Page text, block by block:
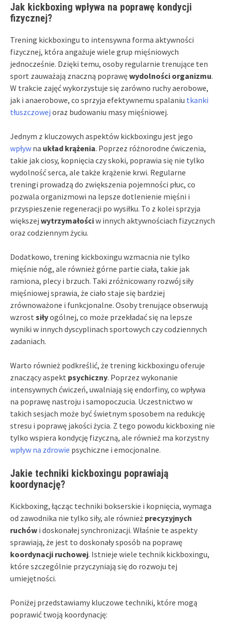
Jak kickboxing wpływa na poprawę kondycji
fizycznej?
Trening kickboxingu to intensywna forma aktywności
fizycznej, która angażuje wiele grup mięśniowych
jednocześnie. Dzięki temu, osoby regularnie trenujące ten
sport zauważają znaczną poprawęwydolności organizmu.
W trakcie zajęć wykorzystuje się zarówno ruchy aerobowe,
jak i anaerobowe, co sprzyja efektywnemu spalaniu tkanki
tłuszczowej oraz budowaniu masy mięśniowej.
Jednym z kluczowych aspektów kickboxingu jest jego
wpływ na układ krążenia. Poprzez różnorodne ćwiczenia,
takie jak ciosy, kopnięcia czy skoki, poprawia się nie tylko
wydolność serca, ale także krążenie krwi. Regularne
treningi prowadzą do zwiększenia pojemności płuc, co
pozwala organizmowi na lepsze dotlenienie mięśni i
przyspieszenie regeneracji po wysiłku. To z kolei sprzyja
większej wytrzymałościw innych aktywnościach fizycznych
oraz codziennym życiu.
Dodatkowo, trening kickboxingu wzmacnia nie tylko
mięśnie nóg, ale również górne partie ciała, takie jak
ramiona, plecy i brzuch. Taki zróżnicowany rozwój siły
mięśniowej sprawia, że ciało staje się bardziej
zrównoważone i funkcjonalne. Osoby trenujące obserwują
wzrost siłyogólnej, co może przekładać się na lepsze
wyniki w innych dyscyplinach sportowych czy codziennych
zadaniach.
Warto również podkreślić, że trening kickboxingu oferuje
znaczący aspekt psychiczny. Poprzez wykonanie
intensywnych ćwiczeń, uwalniają się endorfiny, co wpływa
na poprawę nastroju i samopoczucia. Uczestnictwo w
takich sesjach może być świetnym sposobem na redukcję
stresu i poprawę jakości życia. Z tego powodu kickboxing nie
tylko wspiera kondycję fizyczną, ale również ma korzystny
wpływ na zdrowie psychiczne i emocjonalne.
Jakie techniki kickboxingu poprawiają
koordynację?
Kickboxing, łącząc techniki bokserskie i kopnięcia, wymaga
od zawodnika nie tylko siły, ale również precyzyjnych
ruchów i doskonałej synchronizacji. Właśnie te aspekty
sprawiają, że jest to doskonały sposób na poprawę
koordynacji ruchowej. Istnieje wiele technik kickboxingu,
które szczególnie przyczyniają się do rozwoju tej
umiejętności.
Poniżej przedstawiamy kluczowe techniki, które mogą
poprawić twoją koordynację: